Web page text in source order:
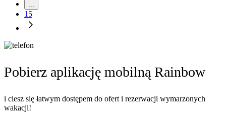
...
15
Pobierz aplikację mobilną Rainbow
i ciesz się łatwym dostępem do ofert i rezerwacji wymarzonych
wakacji!